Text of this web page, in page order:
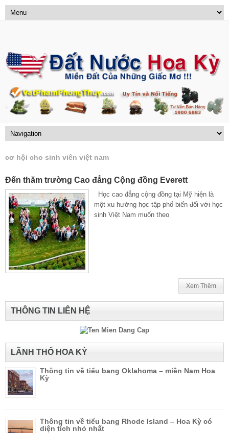
cơ hội cho sinh viên việt nam
Đến thăm trường Cao đẳng Cộng đồng Everett
Học cao đẳng cộng đồng tại Mỹ hiện là
một xu hướng học tập phổ biến đối với học
sinh Việt Nam muốn theo
Xem Thêm
THÔNG TIN LIÊN HỆ
LÃNH THỔ HOA KỲ
Thông tin về tiểu bang Oklahoma – miền Nam Hoa
Kỳ
Thông tin về tiểu bang Rhode Island – Hoa Kỳ có
diện tích nhỏ nhất